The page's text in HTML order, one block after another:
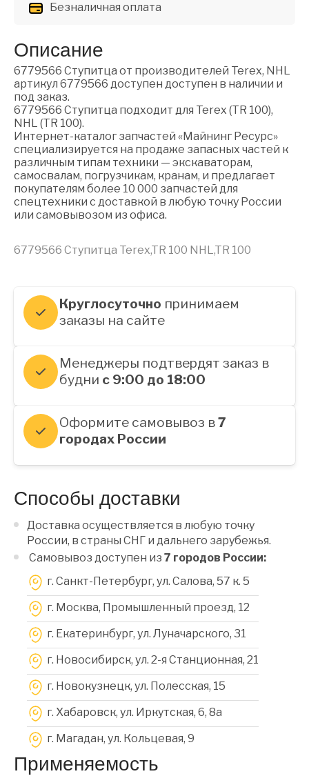
Безналичная оплата
Описание
6779566 Ступитца от производителей Terex, NHL
артикул 6779566 доступен доступен в наличии и
под заказ.
6779566 Ступитца подходит для Terex (TR 100),
NHL (TR 100).
Интернет-каталог запчастей «Майнинг Ресурс»
специализируется на продаже запасных частей к
различным типам техники — экскаваторам,
самосвалам, погрузчикам, кранам, и предлагает
покупателям более 10 000 запчастей для
спецтехники с доставкой в любую точку России
или самовывозом из офиса.
6779566 Ступитца Terex,TR 100 NHL,TR 100
Круглосуточно принимаем
заказы на сайте
Менеджеры подтвердят заказ в
будни с 9:00 до 18:00
Оформите самовывоз в7
городах России
Способы доставки
Доставка осуществляется в любую точку
России, в страны СНГ и дальнего зарубежья.
Самовывоз доступен из 7 городов России:
г. Санкт-Петербург, ул. Салова, 57 к. 5
г. Москва, Промышленный проезд, 12
г. Екатеринбург, ул. Луначарского, 31
г. Новосибирск, ул. 2-я Станционная, 21
г. Новокузнецк, ул. Полесская, 15
г. Хабаровск, ул. Иркутская, 6, 8a
г. Магадан, ул. Кольцевая, 9
Применяемость